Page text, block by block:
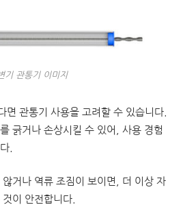
기 관통기 이미지
면 관통기 사용을 고려할 수 있습니다.
긁거나 손상시킬 수 있어, 사용 경험
.
거나 역류 조짐이 보이면, 더 이상 자
이 안전합니다.